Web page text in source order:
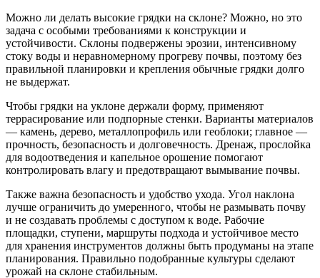
Можно ли делать высокие грядки на склоне? Можно, но это
задача с особыми требованиями к конструкции и
устойчивости. Склоны подвержены эрозии, интенсивному
стоку воды и неравномерному прогреву почвы, поэтому без
правильной планировки и крепления обычные грядки долго
не выдержат.
Чтобы грядки на уклоне держали форму, применяют
террасирование или подпорные стенки. Варианты материалов
— камень, дерево, металлопрофиль или геоблоки; главное —
прочность, безопасность и долговечность. Дренаж, прослойка
для водоотведения и капельное орошение помогают
контролировать влагу и предотвращают вымывание почвы.
Также важна безопасность и удобство ухода. Угол наклона
лучше ограничить до умеренного, чтобы не размывать почву
и не создавать проблемы с доступом к воде. Рабочие
площадки, ступени, маршруты подхода и устойчивое место
для хранения инструментов должны быть продуманы на этапе
планирования. Правильно подобранные культуры сделают
урожай на склоне стабильным.